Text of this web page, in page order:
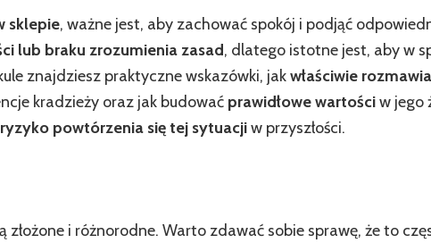
sklepie, ważne jest, aby zachować spokój i podjąć
lub braku zrozumienia zasad, dlatego istotne jest, aby w
znajdziesz praktyczne wskazówki, jakwłaściwie
kradzieży oraz jak budować prawidłowe wartościw jego
powtórzenia się tej sytuacjiw przyszłości.
i różnorodne. Warto zdawać sobie sprawę, że to